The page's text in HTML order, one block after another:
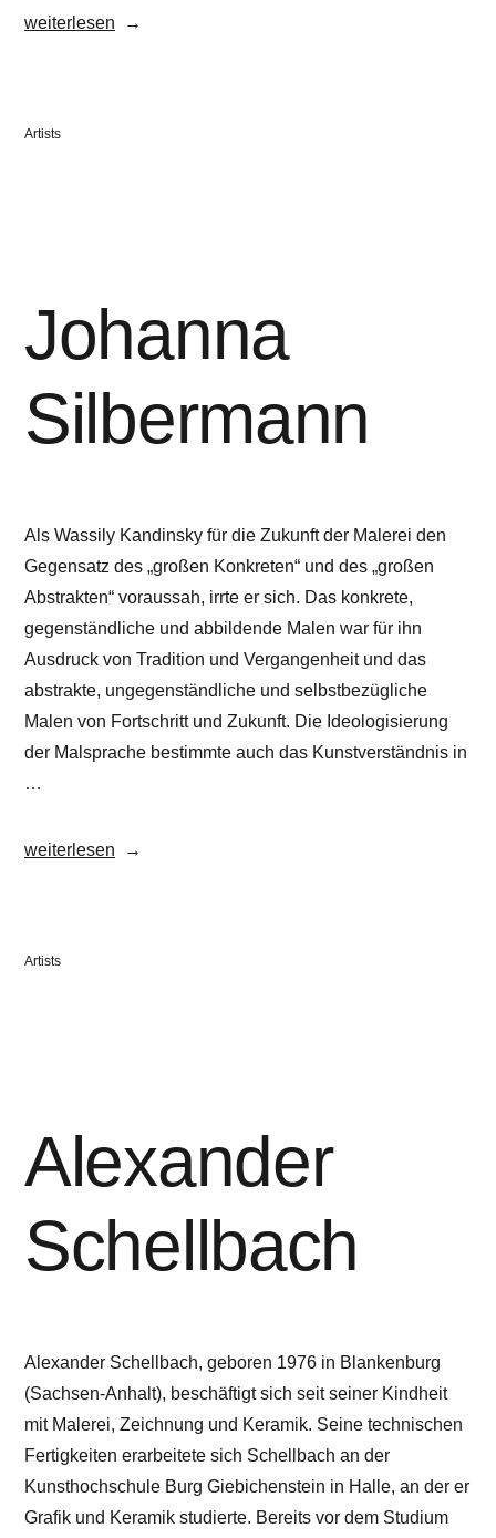
„Christian
weiterlesen
Veröffentlicht
Artists
Johanna
Silbermann
Als Wassily Kandinsky für die Zukunft der Malerei den
Gegensatz des „großen Konkreten“ und des „großen
Abstrakten“ voraussah, irrte er sich. Das konkrete,
gegenständliche und abbildende Malen war für ihn
Ausdruck von Tradition und Vergangenheit und das
abstrakte, ungegenständliche und selbstbezügliche
Malen von Fortschritt und Zukunft. Die Ideologisierung
der Malsprache bestimmte auch das Kunstverständnis in
…
„Johanna
weiterlesen
Veröffentlicht
Artists
Alexander
Schellbach
Alexander Schellbach, geboren 1976 in Blankenburg
(Sachsen-Anhalt), beschäftigt sich seit seiner Kindheit
mit Malerei, Zeichnung und Keramik. Seine technischen
Fertigkeiten erarbeitete sich Schellbach an der
Kunsthochschule Burg Giebichenstein in Halle, an der er
Grafik und Keramik studierte. Bereits vor dem Studium